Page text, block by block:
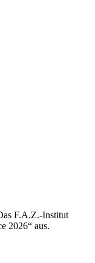
F.A.Z.-Institut
2026“ aus.